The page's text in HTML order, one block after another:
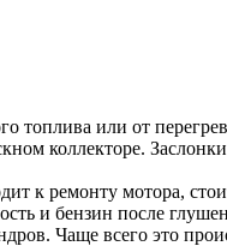
или от
коллекторе.
к ремонту мотора,
и бензин после
Чаще всего это